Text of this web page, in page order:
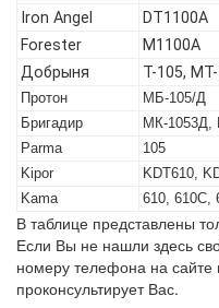
Iron Angel
DT1100A
Forester
M1100A
Добрыня
T-105,
Протон
МБ-105/Д
Бригадир
МК-1053Д,
Parma
105
Kipor
KDT610,
Kama
610, 610C,
В таблице представлены
Если Вы не нашли здесь
номеру телефона на сайте
проконсультирует Вас.